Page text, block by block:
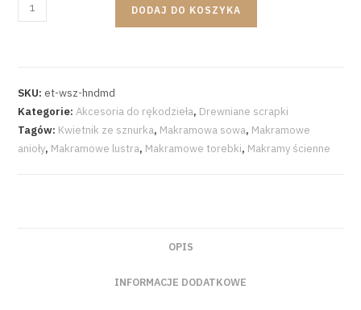
DODAJ DO KOSZYKA
SKU: et-wsz-hndmd
Kategorie:Akcesoria do rękodzieła, Drewniane scrapki
Tagów: Kwietnik ze sznurka, Makramowa sowa, Makramowe
anioły, Makramowe lustra, Makramowe torebki, Makramy ścienne
OPIS
INFORMACJE DODATKOWE